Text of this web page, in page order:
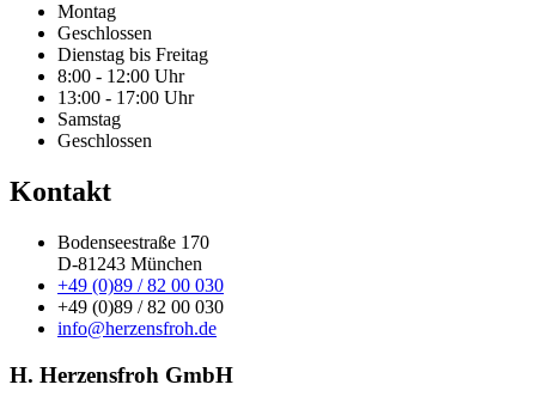
Montag
Geschlossen
Dienstag bis Freitag
8:00 - 12:00 Uhr
13:00 - 17:00 Uhr
Samstag
Geschlossen
Kontakt
Bodenseestraße 170
D-81243 München
+49 (0)89 / 82 00 030
+49 (0)89 / 82 00 030
info@herzensfroh.de
H. Herzensfroh GmbH